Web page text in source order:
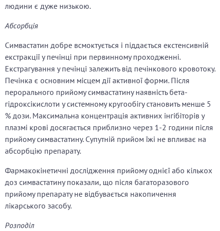
людини є дуже низькою.
Абсорбція
Симвастатин добре всмоктується і піддається екстенсивній
екстракції у печінці при первинному проходженні.
Екстрагування у печінці залежить від печінкового кровотоку.
Печінка є основним місцем дії активної форми. Після
перорального прийому симвастатину наявність бета-
гідроксікислоти у системному кругообігу становить менше 5
% дози. Максимальна концентрація активних інгібіторів у
плазмі крові досягається приблизно через 1-2 години після
прийому симвастатину. Супутній прийом їжі не впливає на
абсорбцію препарату.
Фармакокінетичні дослідження прийому однієї або кількох
доз симвастатину показали, що після багаторазового
прийому препарату не відбувається накопичення
лікарського засобу.
Розподіл